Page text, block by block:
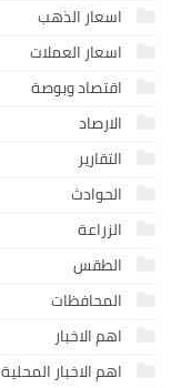
اسعار الذهب
اسعار العملات
اقتصاد وبوصة
الارصاد
التقارير
الحوادث
الزراعة
الطقس
المحافظات
اهم الاخبار
اهم الاخبار المحلية